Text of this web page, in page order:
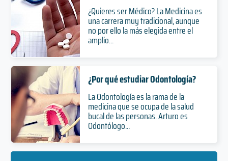
¿Quieres ser Médico? La Medicina es
una carrera muy tradicional, aunque
no por ello la más elegida entre el
amplio...
¿Por qué estudiar Odontología?
La Odontología es la rama de la
medicina que se ocupa de la salud
bucal de las personas. Arturo es
Odontólogo...